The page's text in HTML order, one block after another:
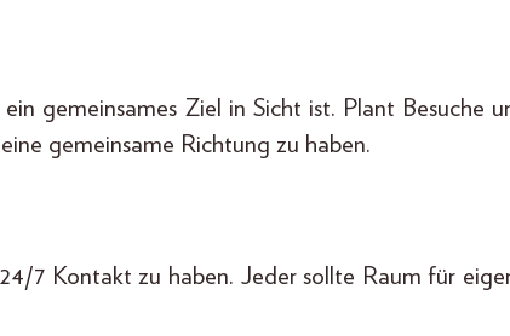
gemeinsames Ziel in Sicht ist. Plant Besuche
gemeinsame Richtung zu haben.
7 Kontakt zu haben. Jeder sollte Raum für